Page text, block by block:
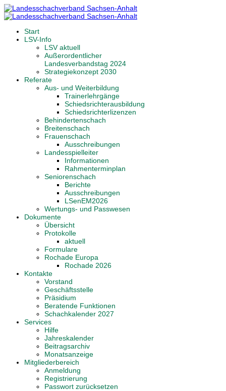
Start
LSV-Info
LSV aktuell
Außerordentlicher
Landesverbandstag 2024
Strategiekonzept 2030
Referate
Aus- und Weiterbildung
Trainerlehrgänge
Schiedsrichterausbildung
Schiedsrichterlizenzen
Behindertenschach
Breitenschach
Frauenschach
Ausschreibungen
Landesspielleiter
Informationen
Rahmenterminplan
Seniorenschach
Berichte
Ausschreibungen
LSenEM2026
Wertungs- und Passwesen
Dokumente
Übersicht
Protokolle
aktuell
Formulare
Rochade Europa
Rochade 2026
Kontakte
Vorstand
Geschäftsstelle
Präsidium
Beratende Funktionen
Schachkalender 2027
Services
Hilfe
Jahreskalender
Beitragsarchiv
Monatsanzeige
Mitgliederbereich
Anmeldung
Registrierung
Passwort zurücksetzen